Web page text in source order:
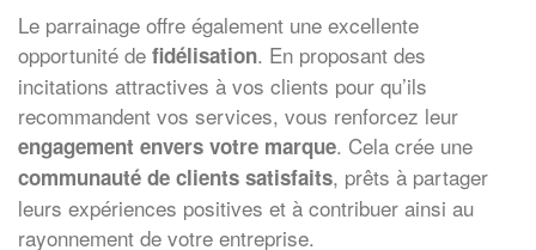
Le parrainage offre également une excellente
opportunité de fidélisation. En proposant des
incitations attractives à vos clients pour qu’ils
recommandent vos services, vous renforcez leur
engagement envers votre marque. Cela crée une
communauté de clients satisfaits, prêts à partager
leurs expériences positives et à contribuer ainsi au
rayonnement de votre entreprise.